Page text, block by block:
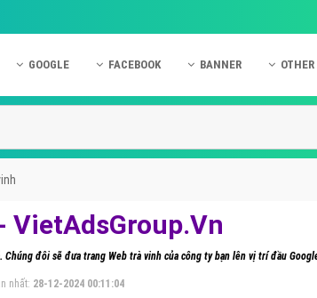
mật Việt Ads
GOOGLE
Các hình thức quảng cáo Google
FACEBOOK
Hỏi đáp Facebook
BANNER
VietAdsGroup.Vn
đôi sẽ đưa trang Web trà vinh của công ty bạn lên vị trí đầu
nhất: 28-12-2024 00:11:04